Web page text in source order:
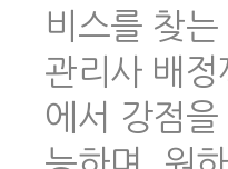
비스를 찾
관리사 배
에서 강점